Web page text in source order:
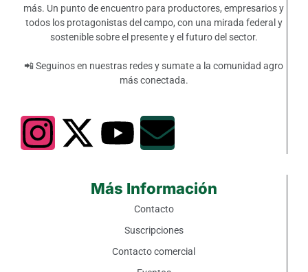
más. Un punto de encuentro para productores, empresarios y
todos los protagonistas del campo, con una mirada federal y
sostenible sobre el presente y el futuro del sector.
📲 Seguinos en nuestras redes y sumate a la comunidad agro
más conectada.
Más Información
Contacto
Suscripciones
Contacto comercial